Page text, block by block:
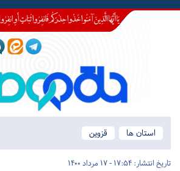
استان ها
قزوین
تاریخ انتشار: 17:54 - 17 مرداد 1400